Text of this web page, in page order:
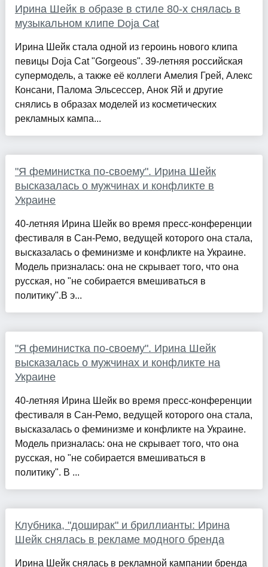
Ирина Шейк в образе в стиле 80-х снялась в
музыкальном клипе Doja Cat
Ирина Шейк стала одной из героинь нового клипа
певицы Doja Cat "Gorgeous". 39-летняя российская
супермодель, а также её коллеги Амелия Грей, Алекс
Консани, Палома Эльсессер, Анок Яй и другие
снялись в образах моделей из косметических
рекламных кампа...
"Я феминистка по-своему". Ирина Шейк
высказалась о мужчинах и конфликте в
Украине
40-летняя Ирина Шейк во время пресс-конференции
фестиваля в Сан-Ремо, ведущей которого она стала,
высказалась о феминизме и конфликте на Украине.
Модель призналась: она не скрывает того, что она
русская, но "не собирается вмешиваться в
политику".В э...
"Я феминистка по-своему". Ирина Шейк
высказалась о мужчинах и конфликте на
Украине
40-летняя Ирина Шейк во время пресс-конференции
фестиваля в Сан-Ремо, ведущей которого она стала,
высказалась о феминизме и конфликте на Украине.
Модель призналась: она не скрывает того, что она
русская, но "не собирается вмешиваться в
политику". В ...
Клубника, "доширак" и бриллианты: Ирина
Шейк снялась в рекламе модного бренда
Ирина Шейк снялась в рекламной кампании бренда